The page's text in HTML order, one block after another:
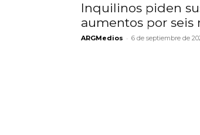
Inquilinos piden
aumentos por seis
ARGMedios - 6 de septiembre de